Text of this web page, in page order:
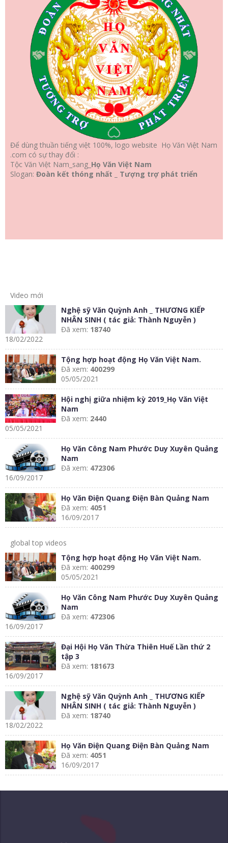
Để dùng thuần tiếng việt 100%, logo website Họ Văn Việt Nam
.com có sự thay đổi :
Tộc Văn Việt Nam_sang_ Họ Văn Việt Nam
Slogan: Đoàn kết thóng nhất _ Tượng trợ phát triển
Video mới
Nghệ sỹ Văn Quỳnh Anh _ THƯƠNG KIẾP
NHÂN SINH ( tác giả: Thành Nguyễn )
Đã xem: 18740
18/02/2022
Tộng hợp hoạt động Họ Văn Việt Nam.
Đã xem: 400299
05/05/2021
Hội nghị giữa nhiệm kỳ 2019_Họ Văn Việt
Nam
Đã xem: 2440
05/05/2021
Họ Văn Công Nam Phước Duy Xuyên Quảng
Nam
Đã xem: 472306
16/09/2017
Họ Văn Điện Quang Điện Bàn Quảng Nam
Đã xem: 4051
16/09/2017
global top videos
Tộng hợp hoạt động Họ Văn Việt Nam.
Đã xem: 400299
05/05/2021
Họ Văn Công Nam Phước Duy Xuyên Quảng
Nam
Đã xem: 472306
16/09/2017
Đại Hội Họ Văn Thừa Thiên Huế Lần thứ 2
tập 3
Đã xem: 181673
16/09/2017
Nghệ sỹ Văn Quỳnh Anh _ THƯƠNG KIẾP
NHÂN SINH ( tác giả: Thành Nguyễn )
Đã xem: 18740
18/02/2022
Họ Văn Điện Quang Điện Bàn Quảng Nam
Đã xem: 4051
16/09/2017